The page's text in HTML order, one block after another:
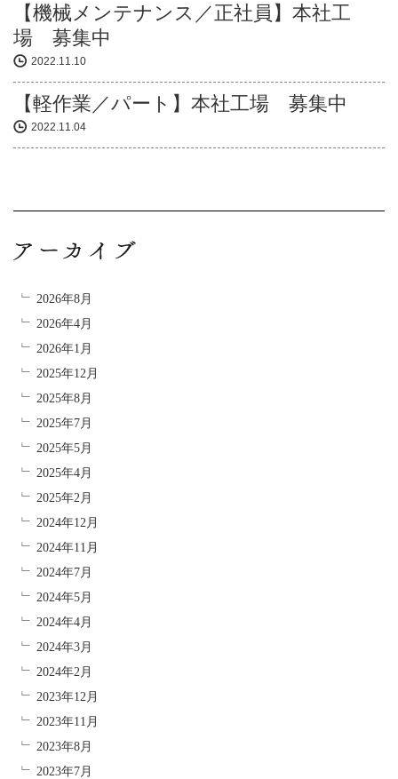
【機械メンテナンス／正社員】本社工
場 募集中
2022.11.10
【軽作業／パート】本社工場 募集中
2022.11.04
2026年8月
2026年4月
2026年1月
2025年12月
2025年8月
2025年7月
2025年5月
2025年4月
2025年2月
2024年12月
2024年11月
2024年7月
2024年5月
2024年4月
2024年3月
2024年2月
2023年12月
2023年11月
2023年8月
2023年7月